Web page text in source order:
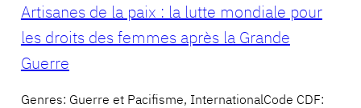
Artisanes de la paix : la lutte mondiale pour
les droits des femmes après la Grande
Guerre
Genres: Guerre et Pacifisme, InternationalCode CDF: